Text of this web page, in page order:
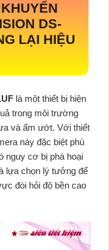
DS-
LẠI HIỆU
là một thiết bị hiện
trong môi trường
và ẩm ướt. Với thiết
này đặc biệt phù
nguy cơ bị phá hoại
lựa chọn lý tưởng để
đòi hỏi độ bền cao